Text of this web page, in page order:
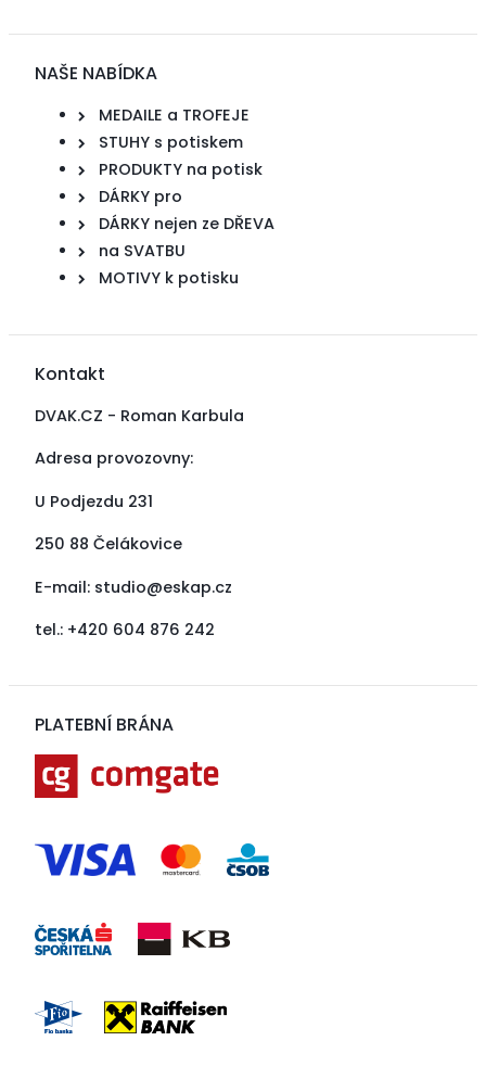
NAŠE NABÍDKA
MEDAILE a TROFEJE
STUHY s potiskem
PRODUKTY na potisk
DÁRKY pro
DÁRKY nejen ze DŘEVA
na SVATBU
MOTIVY k potisku
Kontakt
DVAK.CZ - Roman Karbula
Adresa provozovny:
U Podjezdu 231
250 88 Čelákovice
E-mail: studio@eskap.cz
tel.: +420 604 876 242
PLATEBNÍ BRÁNA